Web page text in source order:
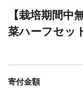
【栽培期間中
菜ハーフセッ
寄付金額